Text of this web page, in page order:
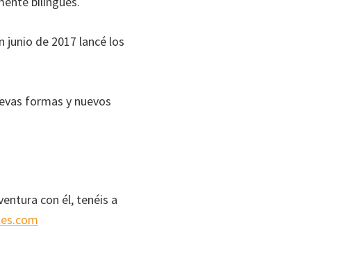
junio de 2017 lancé los
formas y nuevos
con él, tenéis a